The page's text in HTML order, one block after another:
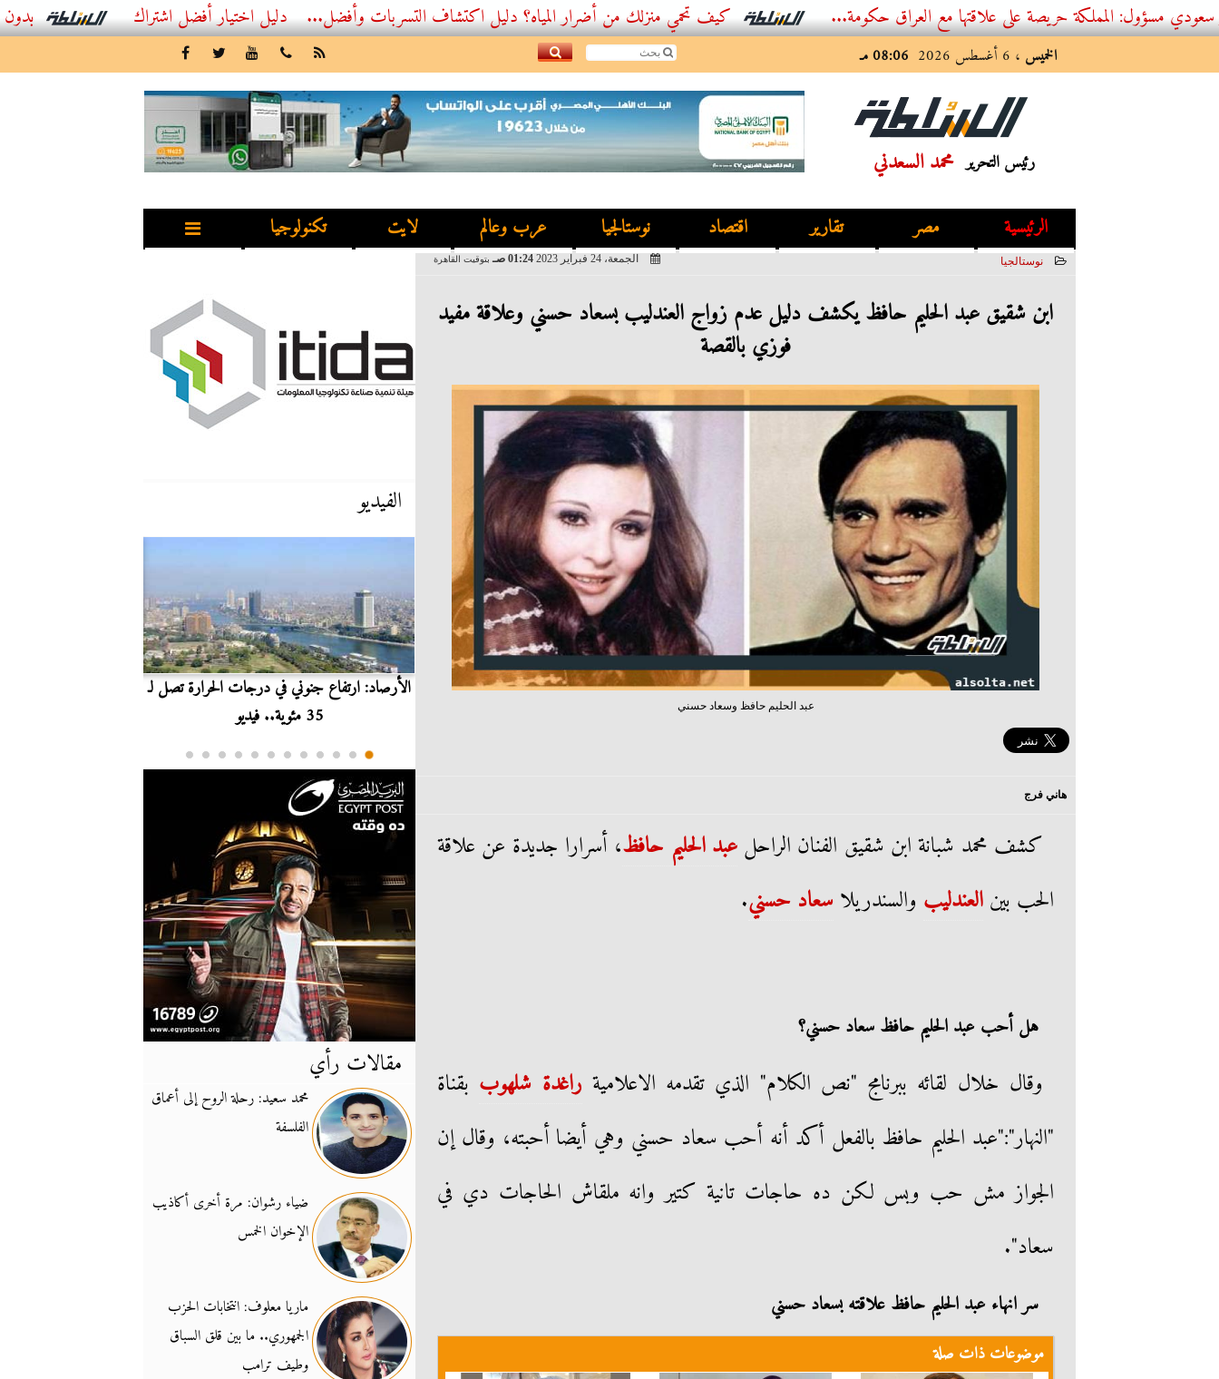
أفضل اشتراك IPTV بدون تقطيع 2026 – دليل المشاهد العصري المملكة حريصة على علاقتها مع العراق حكومة... كيف تحمي منزلك من أضرار المياه؟ دليل اكتشاف التسربات وأفضل...
الخميس ، 6 أغسطس 2026 08:06 مـ
رئيس التحرير محمد السعدني
الرئيسية مصر تقارير اقتصاد نوستالجيا عرب وعالم لايت تكنولوجيا
نوستالجيا الجمعة، 24 فبراير 2023 01:24 صـ بتوقيت القاهرة
ابن شقيق عبد الحليم حافظ يكشف دليل عدم زواج العندليب بسعاد حسني وعلاقة مفيد
فوزي بالقصة
عبد الحليم حافظ وسعاد حسني
هاني فرج
كشف محمد شبانة ابن شقيق الفنان الراحلعبد الحليم حافظ، أسرارا جديدة عن علاقة
الحب بينالعندليب والسندريلاسعاد حسني.
هل أحب عبد الحليم حافظ سعاد حسني؟
وقال خلال لقائه ببرنامج "نص الكلام" الذي تقدمه الاعلامية راغدة شلهوب بقناة
"النهار":"عبد الحليم حافظ بالفعل أكد أنه أحب سعاد حسني وهي أيضا أحبته، وقال إن
الجواز مش حب وبس لكن ده حاجات تانية كتير وانه ملقاش الحاجات دي في
سعاد".
سر انهاء عبد الحليم حافظ علاقته بسعاد حسني
موضوعات ذات صلة
الفيديو
بث مباشر.. مباراة الزمالك وسيراميكا كليوباترا في
الأرصاد: ارتفاع جنوني في درجات الحرارة تصل لـ
35 مئوية.. فيديو
مقالات رأي
محمد سعيد: رحلة الروح إلى أعماق
الفلسفة
ضياء رشوان: مرة أخرى أكاذيب
الإخوان الخمس
ماريا معلوف: انتخابات الحزب
الجمهوري.. ما بين قلق السباق
وطيف ترامب